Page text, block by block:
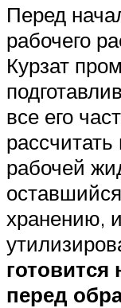
Перед
рабочего
Курзат
все его
рабочей
хранению,
готовится
перед